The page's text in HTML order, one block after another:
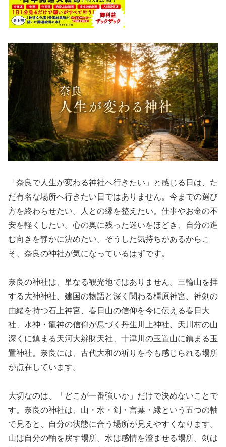
「奈良で人生が変わる神社へ行きたい」と感じる日は、た
だ有名な場所へ行きたい日ではありません。今までの選び
方を終わらせたい。人との縁を整えたい。仕事やお金の不
安を軽くしたい。心の奥に残った迷いをほどき、自分の進
む向きを静かに決めたい。そうした気持ちがあるからこ
そ、奈良の神社が気になっているはずです。
奈良の神社は、単なる観光地ではありません。三輪山を拝
する大神神社、建国の物語と深く関わる橿原神宮、神剣の
由緒を持つ石上神宮、春日山の信仰を今に伝える春日大
社、水神・龍神の信仰が息づく丹生川上神社、天川村の山
深くに鎮まる天河大辨財天社、十津川の玉置山に鎮まる玉
置神社。奈良には、古代大和の祈りを今も感じられる場所
が点在しています。
大切なのは、「どこが一番強いか」だけで決めないことで
す。奈良の神社は、山・水・剣・言葉・縁という五つの軸
で見ると、自分の状態に合う場所が見えやすくなります。
山は自分の軸を戻す場所。水は感情を澄ませる場所。剣は